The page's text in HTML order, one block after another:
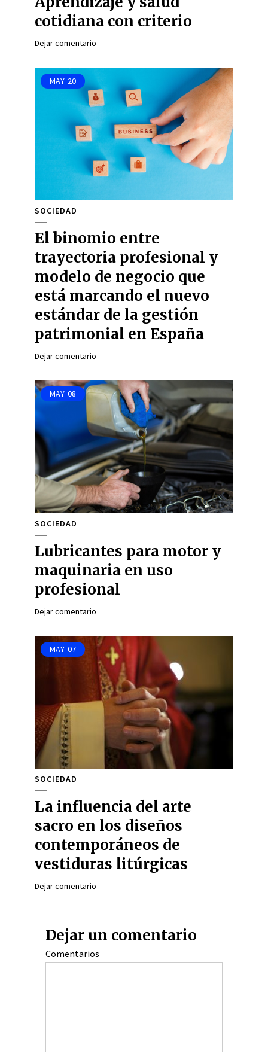
cotidiana con criterio
Dejar comentario
MAY 20
SOCIEDAD
El binomio entre
trayectoria profesional y
modelo de negocio que
está marcando el nuevo
estándar de la gestión
patrimonial en España
Dejar comentario
MAY 08
SOCIEDAD
Lubricantes para motor y
maquinaria en uso
profesional
Dejar comentario
MAY 07
SOCIEDAD
La influencia del arte
sacro en los diseños
contemporáneos de
vestiduras litúrgicas
Dejar comentario
Dejar un comentario
Comentarios